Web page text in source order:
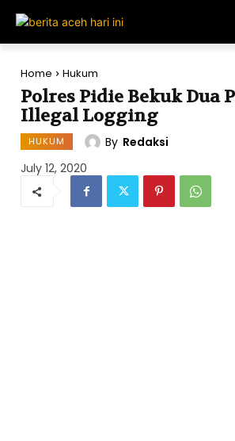
Home Hukum
Polres Pidie Bekuk Dua
Illegal Logging
HUKUM By Redaksi
July 12, 2020